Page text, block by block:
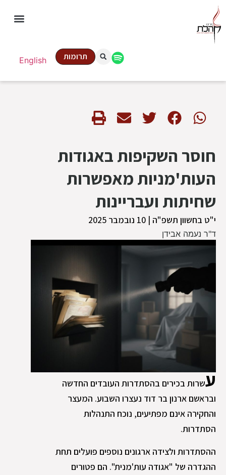
English תרומות
חוסר השקיפות באגודות
העות'מניות מאפשרות
שחיתות ועבריינות
י"ט בחשוון תשפ"ה | 10 נובמבר 2025
ד"ר נעמה אבידן
עשרות בכירים בהסתדרות העובדים החדשה
ובראשם ארנון בר דוד נעצרו השבוע. המעצר
והחקירה אינם מפתיעים, נוכח התנהלות
הסתדרות.
ההסתדרות ולצידה ארגונים נוספים פועלים תחת
ההגדרה של "אגודה עות'מנית". הם פטורים